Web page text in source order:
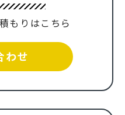
もりはこちら
わせ